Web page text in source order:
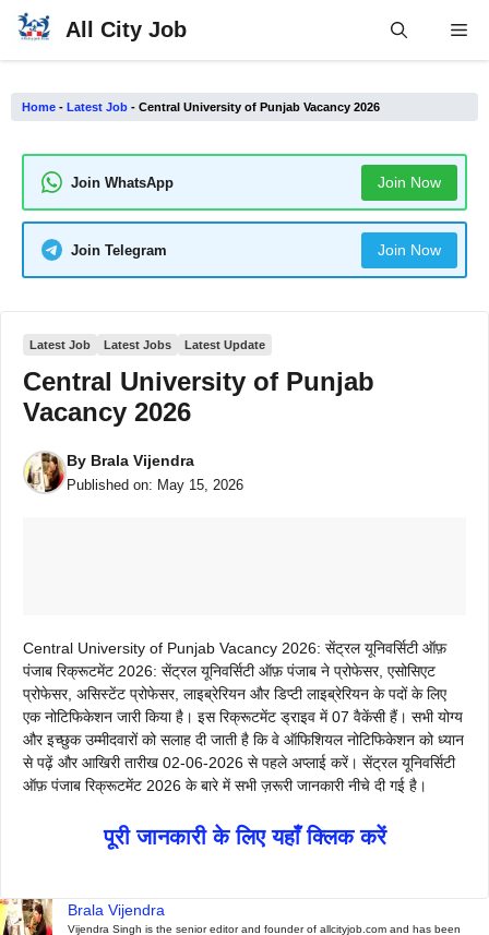
Skip
All City Job
Home - Latest Job - Central University of Punjab Vacancy 2026
Join WhatsApp Join Now
Join Telegram Join Now
Latest Job Latest Jobs Latest Update
Central University of Punjab
Vacancy 2026
By Brala Vijendra
Published on: May 15, 2026
Central University of Punjab Vacancy 2026: सेंट्रल यूनिवर्सिटी ऑफ़
पंजाब रिक्रूटमेंट 2026: सेंट्रल यूनिवर्सिटी ऑफ़ पंजाब ने प्रोफेसर, एसोसिएट
प्रोफेसर, असिस्टेंट प्रोफेसर, लाइब्रेरियन और डिप्टी लाइब्रेरियन के पदों के लिए
एक नोटिफिकेशन जारी किया है। इस रिक्रूटमेंट ड्राइव में 07 वैकेंसी हैं। सभी योग्य
और इच्छुक उम्मीदवारों को सलाह दी जाती है कि वे ऑफिशियल नोटिफिकेशन को ध्यान
से पढ़ें और आखिरी तारीख 02-06-2026 से पहले अप्लाई करें। सेंट्रल यूनिवर्सिटी
ऑफ़ पंजाब रिक्रूटमेंट 2026 के बारे में सभी ज़रूरी जानकारी नीचे दी गई है।
पूरी जानकारी के लिए यहाँ क्लिक करें
Brala Vijendra
Vijendra Singh is the senior editor and founder of allcityjob.com and has been